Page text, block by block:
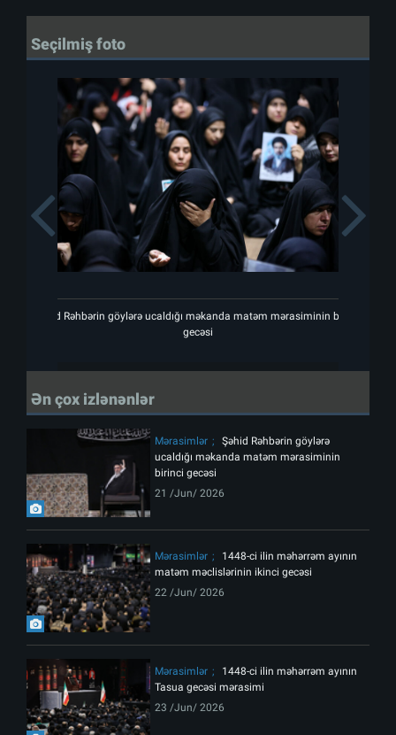
Seçilmiş foto
Şəhid Rəhbərin göylərə ucaldığı məkanda matəm mərasiminin birinci
gecəsi
Previous
Ən çox izlənənlər
Mərasimlər
Şəhid Rəhbərin göylərə
ucaldığı məkanda matəm mərasiminin
birinci gecəsi
21 /Jun/ 2026
Mərasimlər
1448-ci ilin məhərrəm ayının
matəm məclislərinin ikinci gecəsi
22 /Jun/ 2026
Mərasimlər
1448-ci ilin məhərrəm ayının
Tasua gecəsi mərasimi
23 /Jun/ 2026